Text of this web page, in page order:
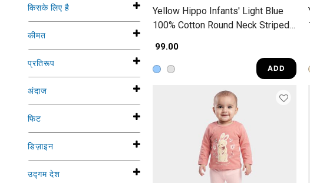
किसके लिए है
कीमत
प्रतिरूप
अंदाज
फिट
डिज़ाइन
उद्गम देश
Yellow Hippo Infants' Light Blue
100% Cotton Round Neck Striped
₹ 99.00
ADD